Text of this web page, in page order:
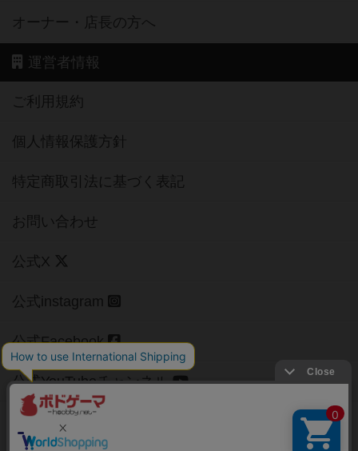
オーナー・店長の方へ
運営者情報
ご利用規約
個人情報保護方針
特定商取引法に基づく表記
お問い合わせ
公式X
公式instagram
公式Facebook
公式YouTubeチャンネル